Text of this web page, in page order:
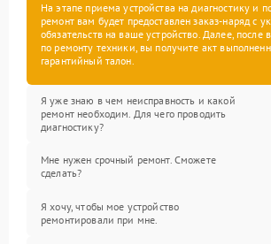
На этапе приема устройства на диагностику и
ремонт вам будет предоставлен заказ-наряд с
обязательств на ваше устройство. Далее, после
по ремонту техники, вы получите акт
гарантийный талон.
Я уже знаю в чем неисправность и какой
ремонт необходим. Для чего проводить
диагностику?
Мне нужен срочный ремонт. Сможете
сделать?
Я хочу, чтобы мое устройство
ремонтировали при мне.